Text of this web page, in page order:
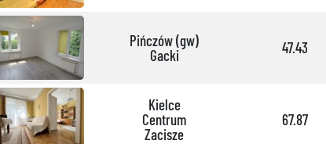
Pińczów (gw)
Gacki
47.43
Kielce
Centrum
Zacisze
67.87